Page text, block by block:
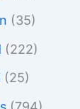
(35)
(222)
(25)